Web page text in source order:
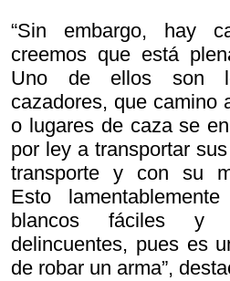
“Sin embargo, hay
creemos que está
Uno de ellos son
cazadores, que camino
o lugares de caza se
por ley a transportar
transporte y con su
Esto
blancos fáciles y
delincuentes, pues es
de robar un arma”,